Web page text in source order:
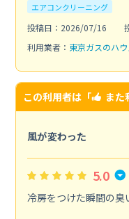
エアコンクリーニング
投稿日：2026/07/16
利用業者： 東京ガスのハ
この利用者は「 また
風が変わった
5.0
冷房をつけた瞬間の臭